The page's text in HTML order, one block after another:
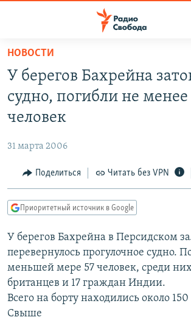
упрощенного
доступа
основному
Вернутся
Вернутся
поиску
ПРОГРАММЫ
ПОДКАСТЫ
АВТОРСКИЕ ПРОЕКТЫ
МНЕНИЯ
КУЛЬТУРА
КАВКАЗ.РЕАЛИИ
СЕВЕР.РЕАЛИИ
СИБИРЬ.РЕАЛИИ
РАСПИСАНИЕ ВЕЩАНИЯ
ПОДПИШИТЕСЬ НА РАССЫЛКУ
НОВОСТИ
У берегов Бахрейна
судно, погибли не менее
человек
31 марта 2006
Поделиться Читать без VPN
Приоритетный источник в Google
У берегов Бахрейна в Персидском
перевернулось прогулочное судно.
меньшей мере 57 человек, среди
британцев и 17 граждан Индии.
Всего на борту находились около
Свыше